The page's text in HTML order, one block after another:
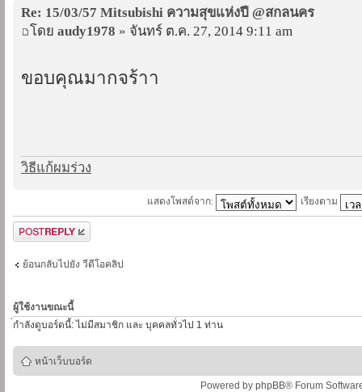
Re: 15/03/57 Mitsubishi ความสุขแห่งปี @สกลนคร
โดย audy1978 » จันทร์ ต.ค. 27, 2014 9:11 am
ขอบคุณมากจร้าา
วิธีแก้ผมร่วง
แสดงโพสต์จาก: เรียงตาม
ตอบกระทู้
ย้อนกลับไปยัง วีดีโอคลิป
ผู้ใช้งานขณะนี้
่กำลังดูบอร์ดนี้: ไม่มีสมาชิก และ บุคคลทั่วไป 1 ท่าน
หน้าเว็บบอร์ด
Powered by phpBB® Forum